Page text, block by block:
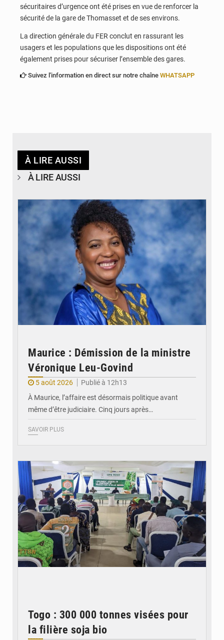
sécuritaires d’urgence ont été prises en vue de renforcer la
sécurité de la gare de Thomasset et de ses environs.
La direction générale du FER conclut en rassurant les
usagers et les populations que les dispositions ont été
également prises pour sécuriser l’ensemble des gares.
Suivez l'information en direct sur notre chaîne WHATSAPP
À LIRE AUSSI
À LIRE AUSSI
Maurice : Démission de la ministre
Véronique Leu-Govind
5 août 2026
Publié à 12h13
À Maurice, l’affaire est désormais politique avant
même d’être judiciaire. Cinq jours après…
SAVOIR PLUS
Togo : 300 000 tonnes visées pour
la filière soja bio